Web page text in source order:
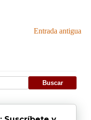
Entrada antigua